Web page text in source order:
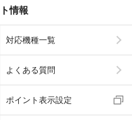
情報
対応機種一覧
よくある質問
ポイント表示設定